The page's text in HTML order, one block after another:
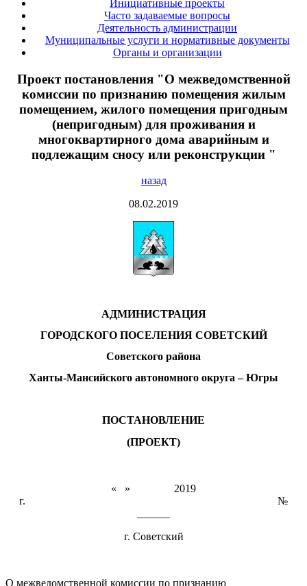
Инициативные проекты
Часто задаваемые вопросы
Деятельность администрации
Муниципальные услуги и нормативные документы
Органы и организации
Проект постановления "О межведомственной
комиссии по признанию помещения жилым
помещением, жилого помещения пригодным
(непригодным) для проживания и
многоквартирного дома аварийным и
подлежащим сносу или реконструкции "
назад
08.02.2019
АДМИНИСТРАЦИЯ
ГОРОДСКОГО ПОСЕЛЕНИЯ СОВЕТСКИЙ
Советского района
Ханты-Мансийского автономного округа – Югры
ПОСТАНОВЛЕНИЕ
(ПРОЕКТ)
« » 2019
г. №
г. Советский
О межведомственной комиссии по признанию